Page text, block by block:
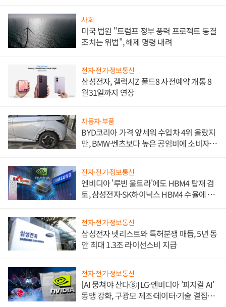
사회
미국 법원 "트럼프 정부 풍력 프로젝트 동결
조치는 위법", 해제 명령 내려
전자·전기·정보통신
삼성전자, 갤럭시Z 폴드8 사전예약 개통 8
월31일까지 연장
자동차·부품
BYD코리아 가격 앞세워 수입차 4위 올랐지
만, BMW·벤츠보다 높은 공임비에 소비자
전자·전기·정보통신
엔비디아 '루빈 울트라'에도 HBM4 탑재 검
토, 삼성전자·SK하이닉스 HBM4 수율에 주
전자·전기·정보통신
삼성전자 넷리스트와 특허분쟁 매듭, 5년 동
안 최대 1.3조 라이선스비 지급
전자·전기·정보통신
[AI 뭉쳐야 산다⑧] LG·엔비디아 '피지컬 AI'
동맹 강화, 구광모 제조·데이터·기술 결집